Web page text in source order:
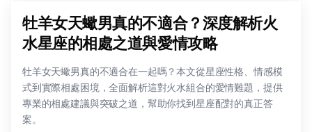
牡羊女天蠍男真的不適合？深度解析火
水星座的相處之道與愛情攻略
牡羊女天蠍男真的不適合在一起嗎？本文從星座性格、情感模
式到實際相處困境，全面解析這對火水組合的愛情難題，提供
專業的相處建議與突破之道，幫助你找到星座配對的真正答
案。